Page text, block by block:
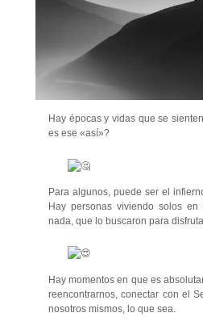
Hay épocas y vidas que se
es ese «así»?
Para algunos, puede ser el
Hay personas viviendo solos
nada, que lo buscaron para
Hay momentos en que es
reencontrarnos, conectar con el
nosotros mismos, lo que sea.